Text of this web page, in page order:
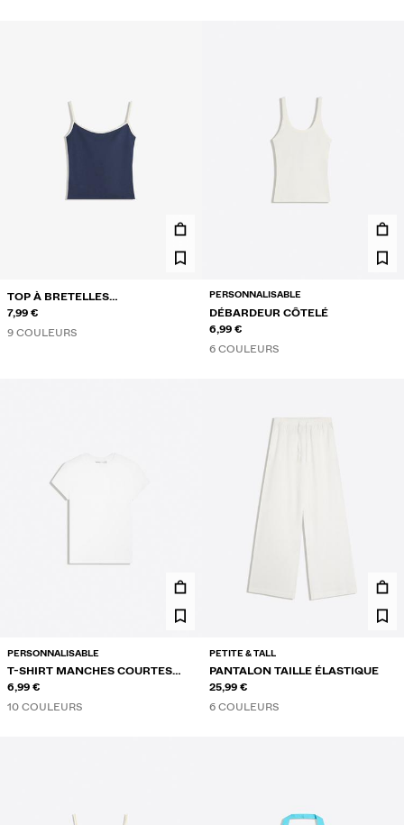
TOP À BRETELLES
CONTRASTANT
7,99 €
9 COULEURS
PERSONNALISABLE
DÉBARDEUR CÔTELÉ
6,99 €
6 COULEURS
PERSONNALISABLE
T-SHIRT MANCHES COURTES
COL ROND
6,99 €
10 COULEURS
PETITE & TALL
PANTALON TAILLE ÉLASTIQUE
25,99 €
6 COULEURS